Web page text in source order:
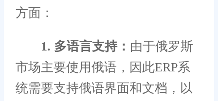
方面：
1. 多语言支持： 由于俄罗斯
市场主要使用俄语，因此ERP系
统需要支持俄语界面和文档，以